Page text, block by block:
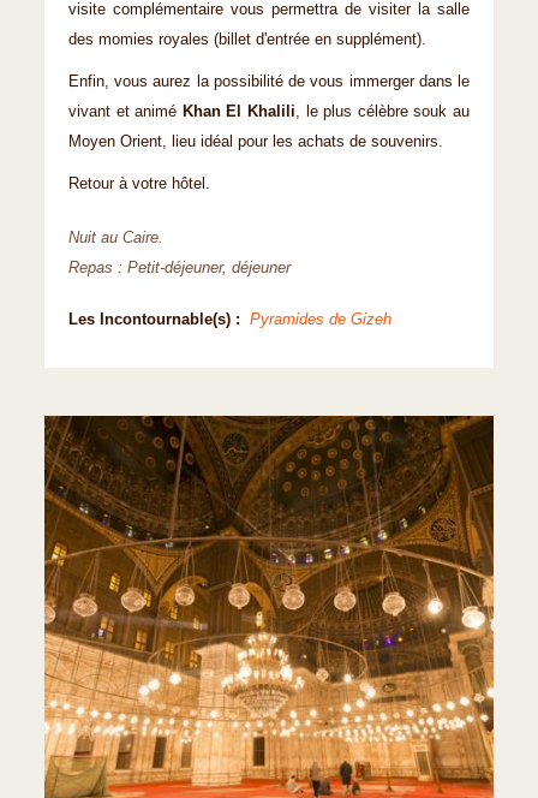
visite complémentaire vous permettra de visiter la salle
des momies royales (billet d'entrée en supplément).
Enfin, vous aurez la possibilité de vous immerger dans le
vivant et animé Khan El Khalili, le plus célèbre souk au
Moyen Orient, lieu idéal pour les achats de souvenirs.
Retour à votre hôtel.
Nuit au Caire.
Repas : Petit-déjeuner, déjeuner
Les Incontournable(s) : Pyramides de Gizeh